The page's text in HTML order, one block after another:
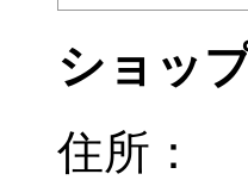
ショッ
住所：